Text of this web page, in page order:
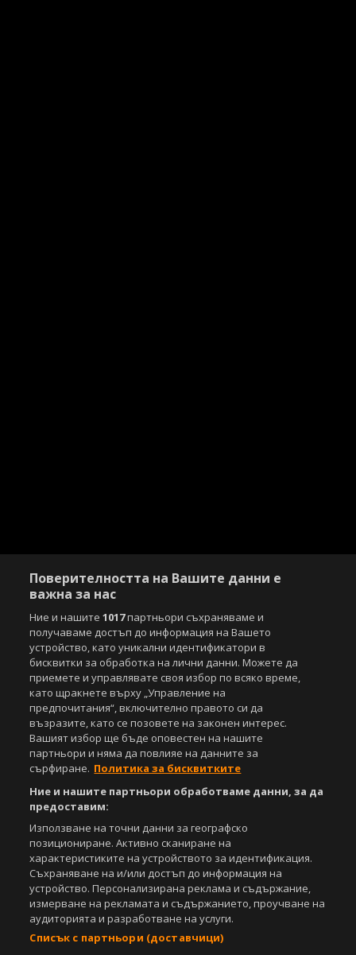
Поверителността на Вашите данни е
важна за нас
Ние и нашите1017партньори съхраняваме и
получаваме достъп до информация на Вашето
устройство, като уникални идентификатори в
бисквитки за обработка на лични данни. Можете да
приемете и управлявате своя избор по всяко време,
като щракнете върху „Управление на
предпочитания“, включително правото си да
възразите, като се позовете на законен интерес.
Вашият избор ще бъде оповестен на нашите
партньори и няма да повлияе на данните за
сърфиране. Политика за бисквитките
Ние и нашите партньори обработваме данни, за да
предоставим:
Използване на точни данни за географско
позициониране. Активно сканиране на
характеристиките на устройството за идентификация.
Съхраняване на и/или достъп до информация на
устройство. Персонализирана реклама и съдържание,
измерване на рекламата и съдържанието, проучване на
аудиторията и разработване на услуги.
Списък с партньори (доставчици)